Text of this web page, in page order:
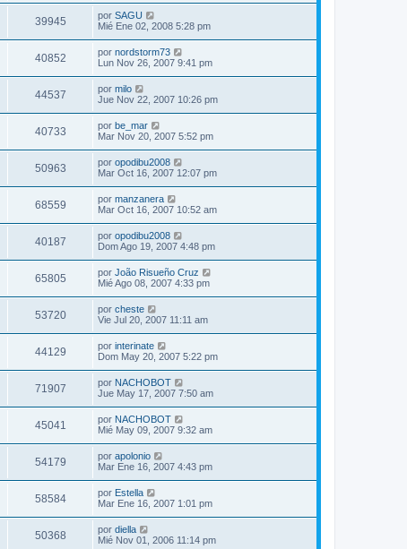
39945 por SAGU
Mié Ene 02, 2008 5:28 pm
40852 por nordstorm73
Lun Nov 26, 2007 9:41 pm
44537 por milo
Jue Nov 22, 2007 10:26 pm
40733 por be_mar
Mar Nov 20, 2007 5:52 pm
50963 por opodibu2008
Mar Oct 16, 2007 12:07 pm
68559 por manzanera
Mar Oct 16, 2007 10:52 am
40187 por opodibu2008
Dom Ago 19, 2007 4:48 pm
65805 por João Risueño Cruz
Mié Ago 08, 2007 4:33 pm
53720 por cheste
Vie Jul 20, 2007 11:11 am
44129 por interinate
Dom May 20, 2007 5:22 pm
71907 por NACHOBOT
Jue May 17, 2007 7:50 am
45041 por NACHOBOT
Mié May 09, 2007 9:32 am
54179 por apolonio
Mar Ene 16, 2007 4:43 pm
58584 por Estella
Mar Ene 16, 2007 1:01 pm
50368 por diella
Mié Nov 01, 2006 11:14 pm